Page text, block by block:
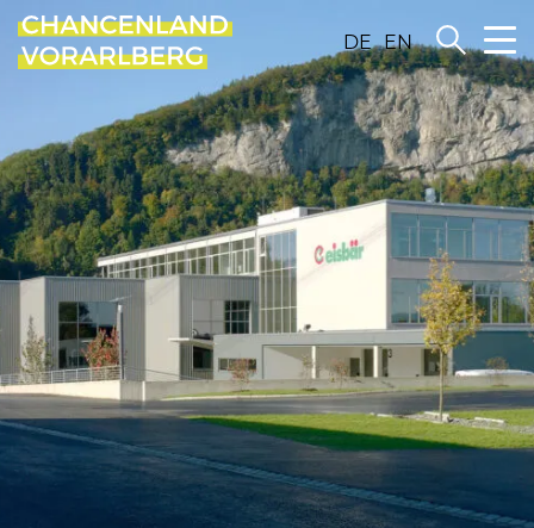
DE EN